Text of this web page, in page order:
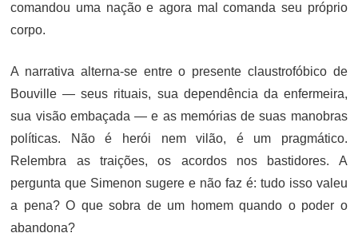
comandou uma nação e agora mal comanda seu próprio
corpo.
A narrativa alterna-se entre o presente claustrofóbico de
Bouville — seus rituais, sua dependência da enfermeira,
sua visão embaçada — e as memórias de suas manobras
políticas. Não é herói nem vilão, é um pragmático.
Relembra as traições, os acordos nos bastidores. A
pergunta que Simenon sugere e não faz é: tudo isso valeu
a pena? O que sobra de um homem quando o poder o
abandona?